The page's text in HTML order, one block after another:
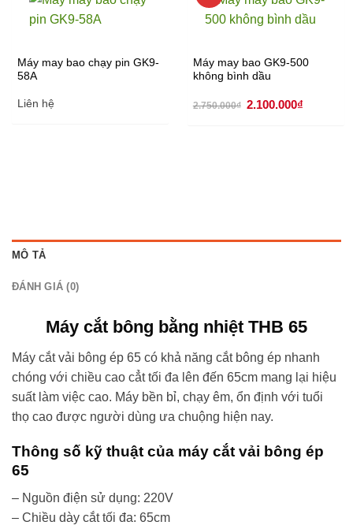
Máy may bao chạy pin GK9-
58A
Liên hệ
Máy may bao GK9-500
không bình dầu
2.750.000₫ Giá
gốc
2.100.000₫
MÔ TẢ
ĐÁNH GIÁ (0)
Máy cắt bông bằng nhiệt THB 65
Máy cắt vải bông ép 65 có khả năng cắt bông ép nhanh
chóng với chiều cao cẳt tối đa lên đến 65cm mang lại hiệu
suất làm việc cao. Máy bền bỉ, chạy êm, ổn định với tuổi
thọ cao được người dùng ưa chuộng hiện nay.
Thông số kỹ thuật của máy cắt vải bông ép
65
– Nguồn điện sử dụng: 220V
– Chiều dày cắt tối đa: 65cm